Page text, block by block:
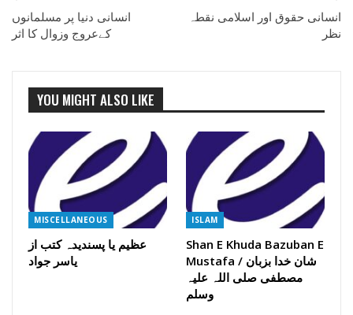
انسانی دنیا پر مسلمانوں
کےعروج وزوال کا اثر
انسانی حقوق اور اسلامی نقطہ
نظر
YOU MIGHT ALSO LIKE
MISCELLANEOUS
عظیم یا پسندیدہ کتب از
یاسر جواد
ISLAM
Shan E Khuda Bazuban E
Mustafa / شان خدا بزبان
مصطفی صلی اللہ علیہ
وسلم